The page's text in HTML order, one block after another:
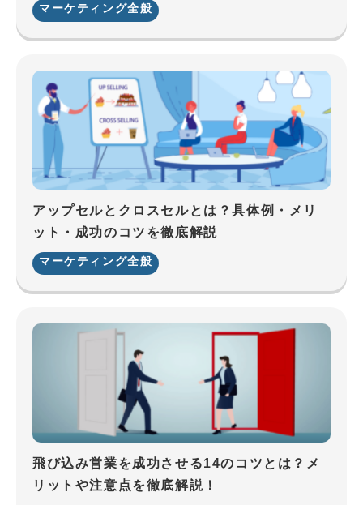
マーケティング全般
アップセルとクロスセルとは？具体例・メリ
ット・成功のコツを徹底解説
マーケティング全般
飛び込み営業を成功させる14のコツとは？メ
リットや注意点を徹底解説！